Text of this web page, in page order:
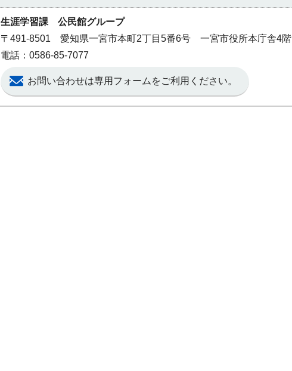
生涯学習課 公民館グループ
〒491-8501 愛知県一宮市本町2丁目5番6号 一宮市役所本庁舎4階
電話：0586-85-7077
お問い合わせは専用フォームをご利用ください。